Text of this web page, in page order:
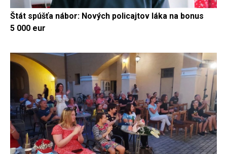
Štát spúšťa nábor: Nových policajtov láka na bonus
5 000 eur